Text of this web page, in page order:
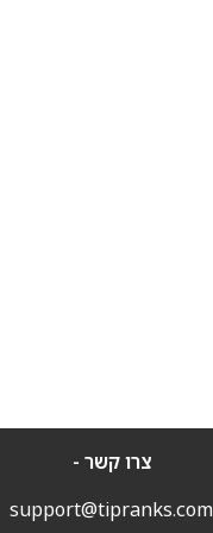
צרו קשר -
support@tipranks.com